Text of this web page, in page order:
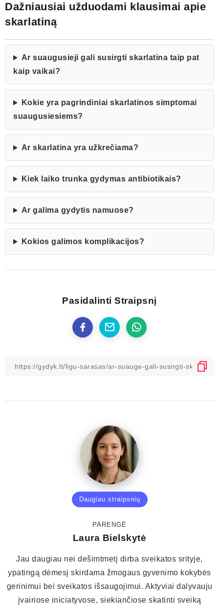
Dažniausiai užduodami klausimai apie
skarlatiną
Ar suaugusieji gali susirgti skarlatina taip pat
kaip vaikai?
Kokie yra pagrindiniai skarlatinos simptomai
suaugusiesiems?
Ar skarlatina yra užkrečiama?
Kiek laiko trunka gydymas antibiotikais?
Ar galima gydytis namuose?
Kokios galimos komplikacijos?
Pasidalinti Straipsnį
Daugiau straipsnių
PARENGĖ
Laura Bielskytė
Jau daugiau nei dešimtmetį dirba sveikatos srityje,
ypatingą dėmesį skirdama žmogaus gyvenimo kokybės
gerinimui bei sveikatos išsaugojimui. Aktyviai dalyvauju
įvairiose iniciatyvose, siekiančiose skatinti sveiką